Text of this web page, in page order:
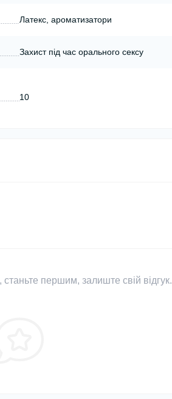
Латекс, ароматизатори
Захист під час орального сексу
10
станьте першим, залиште свій відгук.